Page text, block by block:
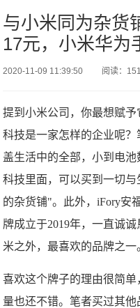
与小米同为杂货
17元，小米华为
2020-11-09 11:39:50 阅读：
提到小米公司，你最想赋
科技是一家怎样的企业呢
盖生活中的全部，小到电
科技里面，可以买到一切
的杂货铺"。此外，iFory安
牌成立于2019年，一直诚
米之外，最喜欢的品牌之一
喜欢这个牌子的理由很简
量也还不错。笔者买过其